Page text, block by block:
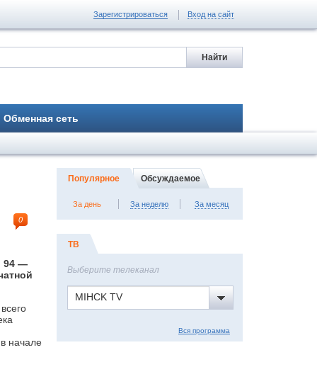
Зарегистрироваться Вход на сайт
Обменная сеть
0
94 —
начале
Популярное Обсуждаемое
За день За неделю За месяц
ТВ
Выберите телеканал
MIHCK TV
Вся программа